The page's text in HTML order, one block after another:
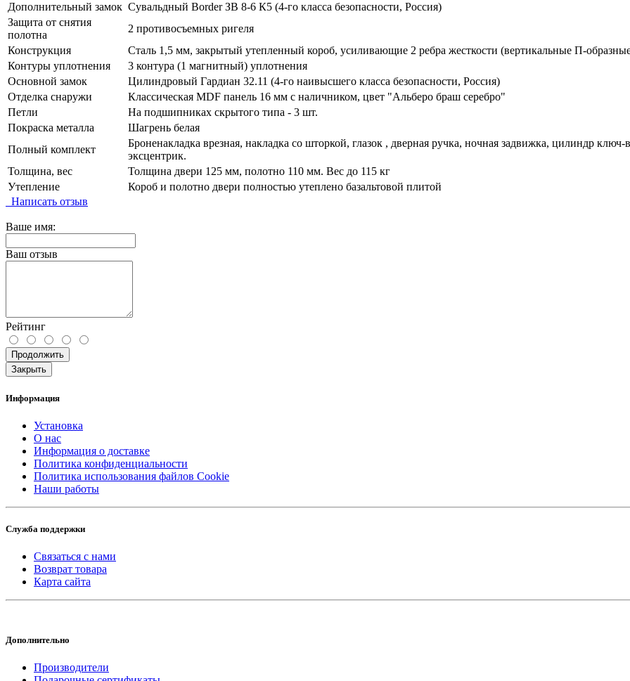
Дополнительный замок Сувальдный Border ЗВ 8-6 К5 (4-го класса безопасности, Россия)
Защита от снятия
полотна
2 противосъемных ригеля
Конструкция
Сталь 1,5 мм, закрытый утепленный короб, усиливающие 2 ребра жесткости (вертикальные П-
Контуры уплотнения
3 контура (1 магнитный) уплотнения
Основной замок
Цилиндровый Гардиан 32.11 (4-го наивысшего класса безопасности, Россия)
Отделка снаружи
Классическая MDF панель 16 мм с наличником, цвет "Альберо браш серебро"
Петли
На подшипниках скрытого типа - 3 шт.
Покраска металла
Шагрень белая
Полный комплект
Броненакладка врезная, накладка со шторкой, глазок , дверная ручка, ночная задвижка, цилиндр
эксцентрик.
Толщина, вес
Толщина двери 125 мм, полотно 110 мм. Вес до 115 кг
Утепление
Короб и полотно двери полностью утеплено базальтовой плитой
Написать отзыв
Ваше имя:
Ваш отзыв
Рейтинг
Продолжить
Закрыть
Информация
Установка
О нас
Информация о доставке
Политика конфиденциальности
Политика использования файлов Cookie
Наши работы
Служба поддержки
Связаться с нами
Возврат товара
Карта сайта
Дополнительно
Производители